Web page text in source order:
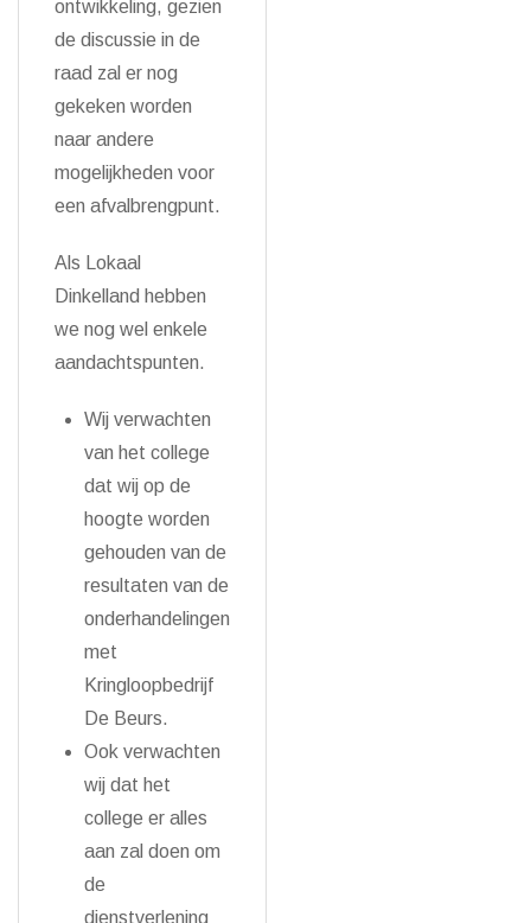
ontwikkeling, gezien
de discussie in de
raad zal er nog
gekeken worden
naar andere
mogelijkheden voor
een afvalbrengpunt.
Als Lokaal
Dinkelland hebben
we nog wel enkele
aandachtspunten.
Wij verwachten
van het college
dat wij op de
hoogte worden
gehouden van de
resultaten van de
onderhandelingen
met
Kringloopbedrijf
De Beurs.
Ook verwachten
wij dat het
college er alles
aan zal doen om
de
dienstverlening